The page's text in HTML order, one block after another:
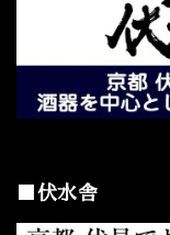
■伏水舎